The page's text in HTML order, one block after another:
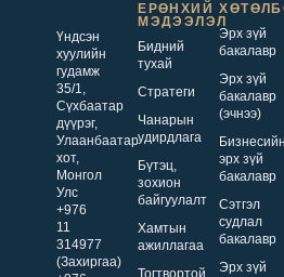
Үндсэн
хуулийн
гудамж
35/1,
Сүхбаатар
дүүрэг,
Улаанбаатар
хот,
Монгол
Улс
+976
11
314977
(Захиргаа)
ЕРӨНХИЙ
МЭДЭЭЛЭЛ
Бидний
тухай
Стратеги
Чанарын
удирдлага
Бүтэц,
зохион
байгуулалт
Хамтын
ажиллагаа
Тогтвортой
Эрх зүй
бакалавр
Эрх зүй
бакалавр
(эчнээ)
Бизнесийн
эрх зүй
бакалавр
Сэтгэл
судлал
бакалавр
Эрх зүй